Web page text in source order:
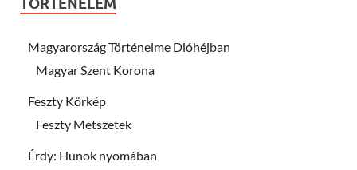
TÖRTÉNELEM
Magyarország Történelme Dióhéjban
Magyar Szent Korona
Feszty Körkép
Feszty Metszetek
Érdy: Hunok nyomában